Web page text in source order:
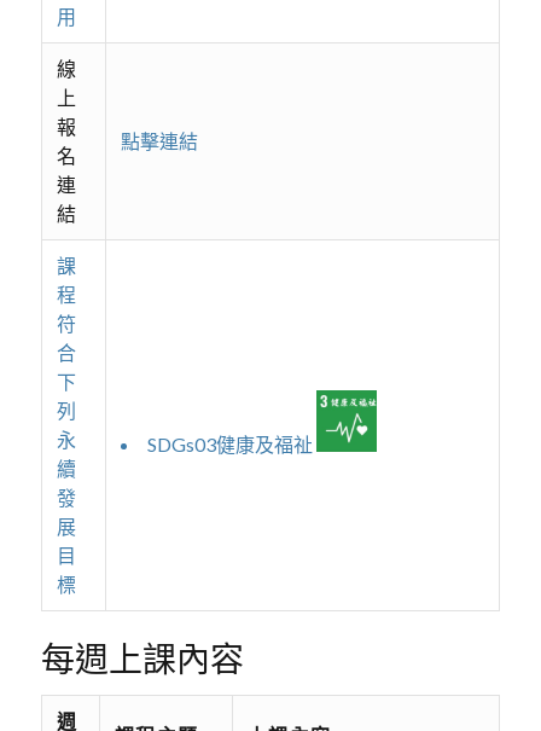
用
線
上
報
名
連
結
點擊連結
課
程
符
合
下
列
永
續
發
展
目
標
SDGs03健康及福祉
每週上課內容
週